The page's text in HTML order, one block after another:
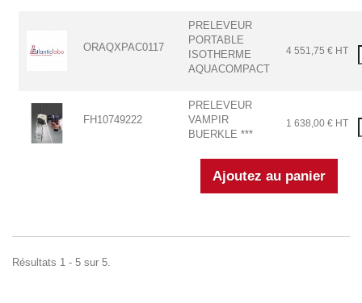
ORAQXPAC0117
PRELEVEUR
PORTABLE
ISOTHERME
AQUACOMPACT
4 551,75 € HT
FH10749222
PRELEVEUR
VAMPIR
BUERKLE ***
1 638,00 € HT
Résultats 1 - 5 sur 5.